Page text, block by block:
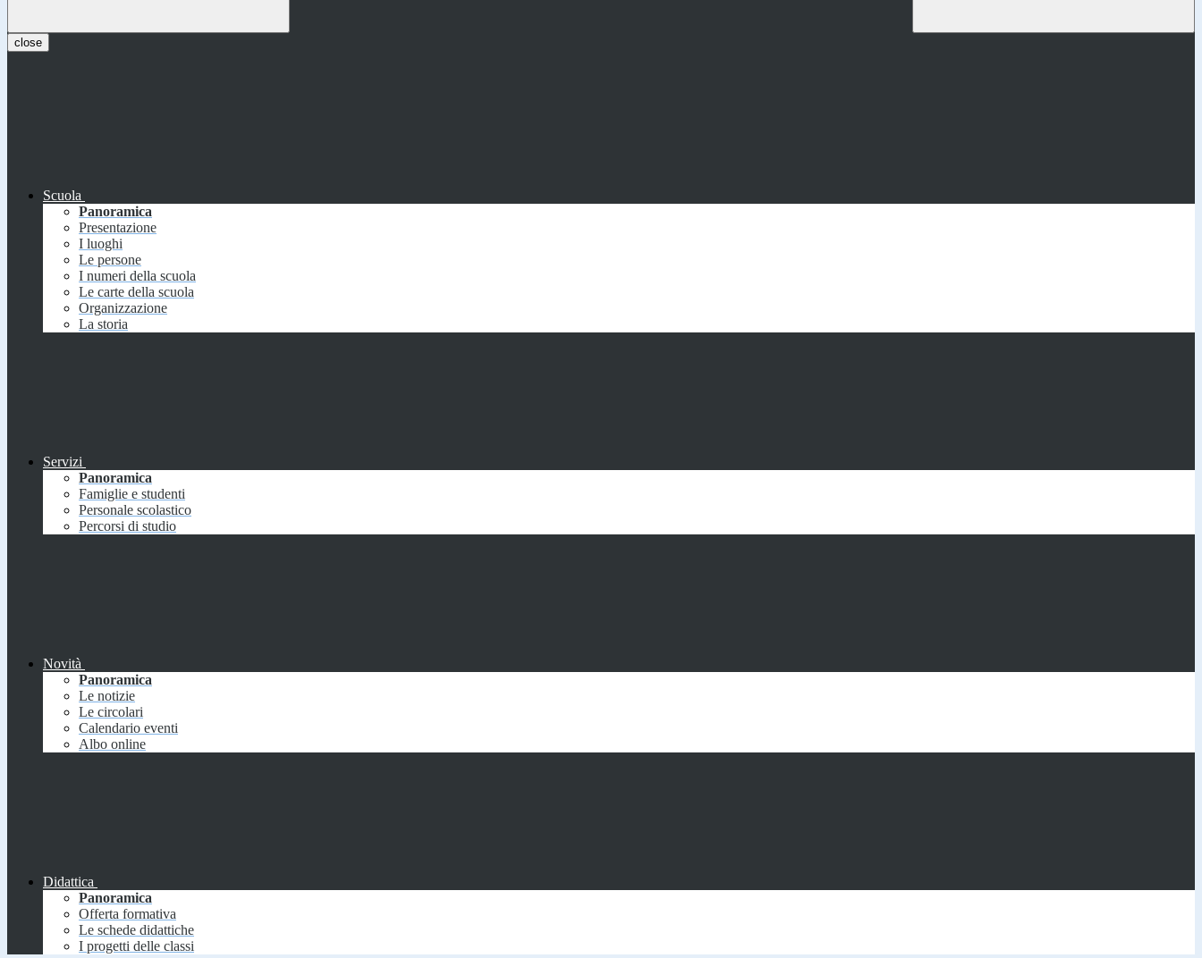
close
Scuola
Panoramica
Presentazione
I luoghi
Le persone
I numeri della scuola
Le carte della scuola
Organizzazione
La storia
Servizi
Panoramica
Famiglie e studenti
Personale scolastico
Percorsi di studio
Novità
Panoramica
Le notizie
Le circolari
Calendario eventi
Albo online
Didattica
Panoramica
Offerta formativa
Le schede didattiche
I progetti delle classi